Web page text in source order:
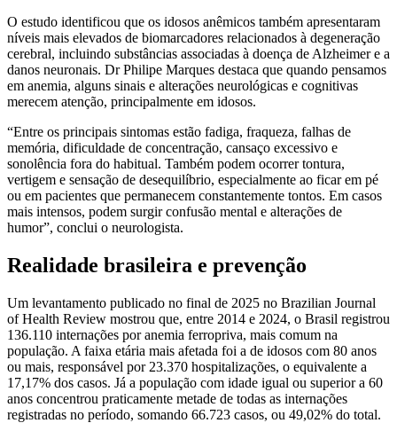
O estudo identificou que os idosos anêmicos também apresentaram
níveis mais elevados de biomarcadores relacionados à degeneração
cerebral, incluindo substâncias associadas à doença de Alzheimer e a
danos neuronais. Dr Philipe Marques destaca que quando pensamos
em anemia, alguns sinais e alterações neurológicas e cognitivas
merecem atenção, principalmente em idosos.
“Entre os principais sintomas estão fadiga, fraqueza, falhas de
memória, dificuldade de concentração, cansaço excessivo e
sonolência fora do habitual. Também podem ocorrer tontura,
vertigem e sensação de desequilíbrio, especialmente ao ficar em pé
ou em pacientes que permanecem constantemente tontos. Em casos
mais intensos, podem surgir confusão mental e alterações de
humor”, conclui o neurologista.
Realidade brasileira e prevenção
Um levantamento publicado no final de 2025 no Brazilian Journal
of Health Review mostrou que, entre 2014 e 2024, o Brasil registrou
136.110 internações por anemia ferropriva, mais comum na
população. A faixa etária mais afetada foi a de idosos com 80 anos
ou mais, responsável por 23.370 hospitalizações, o equivalente a
17,17% dos casos. Já a população com idade igual ou superior a 60
anos concentrou praticamente metade de todas as internações
registradas no período, somando 66.723 casos, ou 49,02% do total.